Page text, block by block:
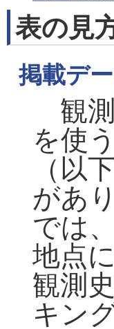
表の見
掲載デ
観測
を使
（以
があ
では
地点
観測
キン